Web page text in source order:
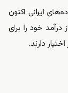
ایرانی اکنون
خود را برای
دارند.